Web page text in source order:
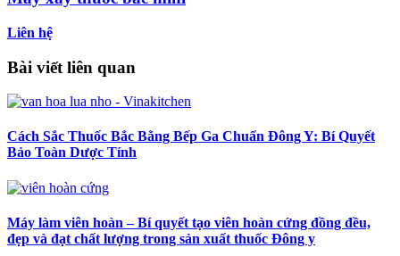
Liên hệ
Bài viết liên quan
Cách Sắc Thuốc Bắc Bằng Bếp Ga Chuẩn Đông Y: Bí Quyết
Bảo Toàn Dược Tính
Máy làm viên hoàn – Bí quyết tạo viên hoàn cứng đồng đều,
đẹp và đạt chất lượng trong sản xuất thuốc Đông y